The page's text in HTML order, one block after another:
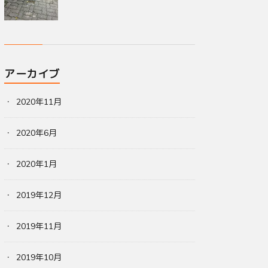
アーカイブ
2020年11月
2020年6月
2020年1月
2019年12月
2019年11月
2019年10月